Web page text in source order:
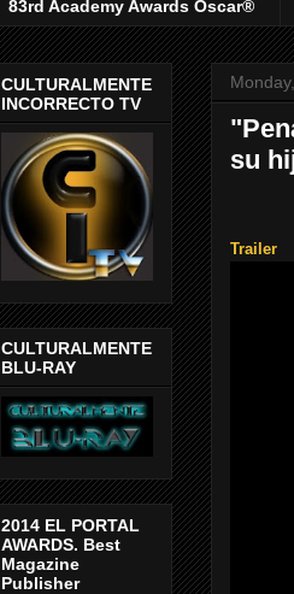
83rd Academy Awards Oscar®
su
Trailer
CULTURALMENTE
INCORRECTO TV
CULTURALMENTE
BLU-RAY
2014 EL PORTAL
AWARDS. Best
Magazine
Publisher